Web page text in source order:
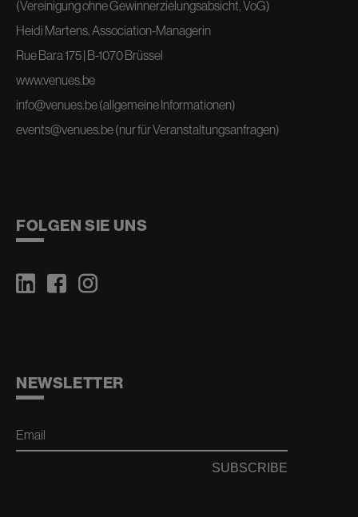
(Vereinigung ohne Gewinnerzielungsabsicht, VoG)
Heidi Martens, Association-Managerin
Rue Bara 175 | B-1070 Brüssel
www.venues.be
info@venues.be(allgemeine Informationen)
events@venues.be(nur für Veranstaltungsanfragen)
FOLGEN SIE UNS
NEWSLETTER
Email
SUBSCRIBE